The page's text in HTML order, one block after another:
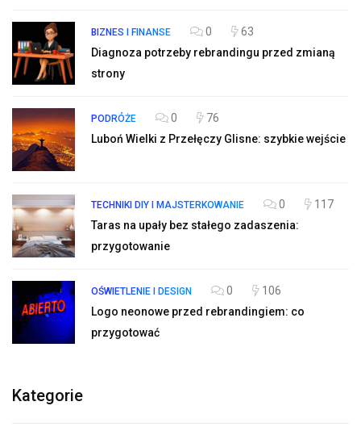
BIZNES I FINANSE 0
63
Diagnoza potrzeby rebrandingu przed zmianą
strony
PODRÓŻE 0
76
Luboń Wielki z Przełęczy Glisne: szybkie wejście
TECHNIKI DIY I MAJSTERKOWANIE 0
117
Taras na upały bez stałego zadaszenia:
przygotowanie
OŚWIETLENIE I DESIGN 0
106
Logo neonowe przed rebrandingiem: co
przygotować
Kategorie